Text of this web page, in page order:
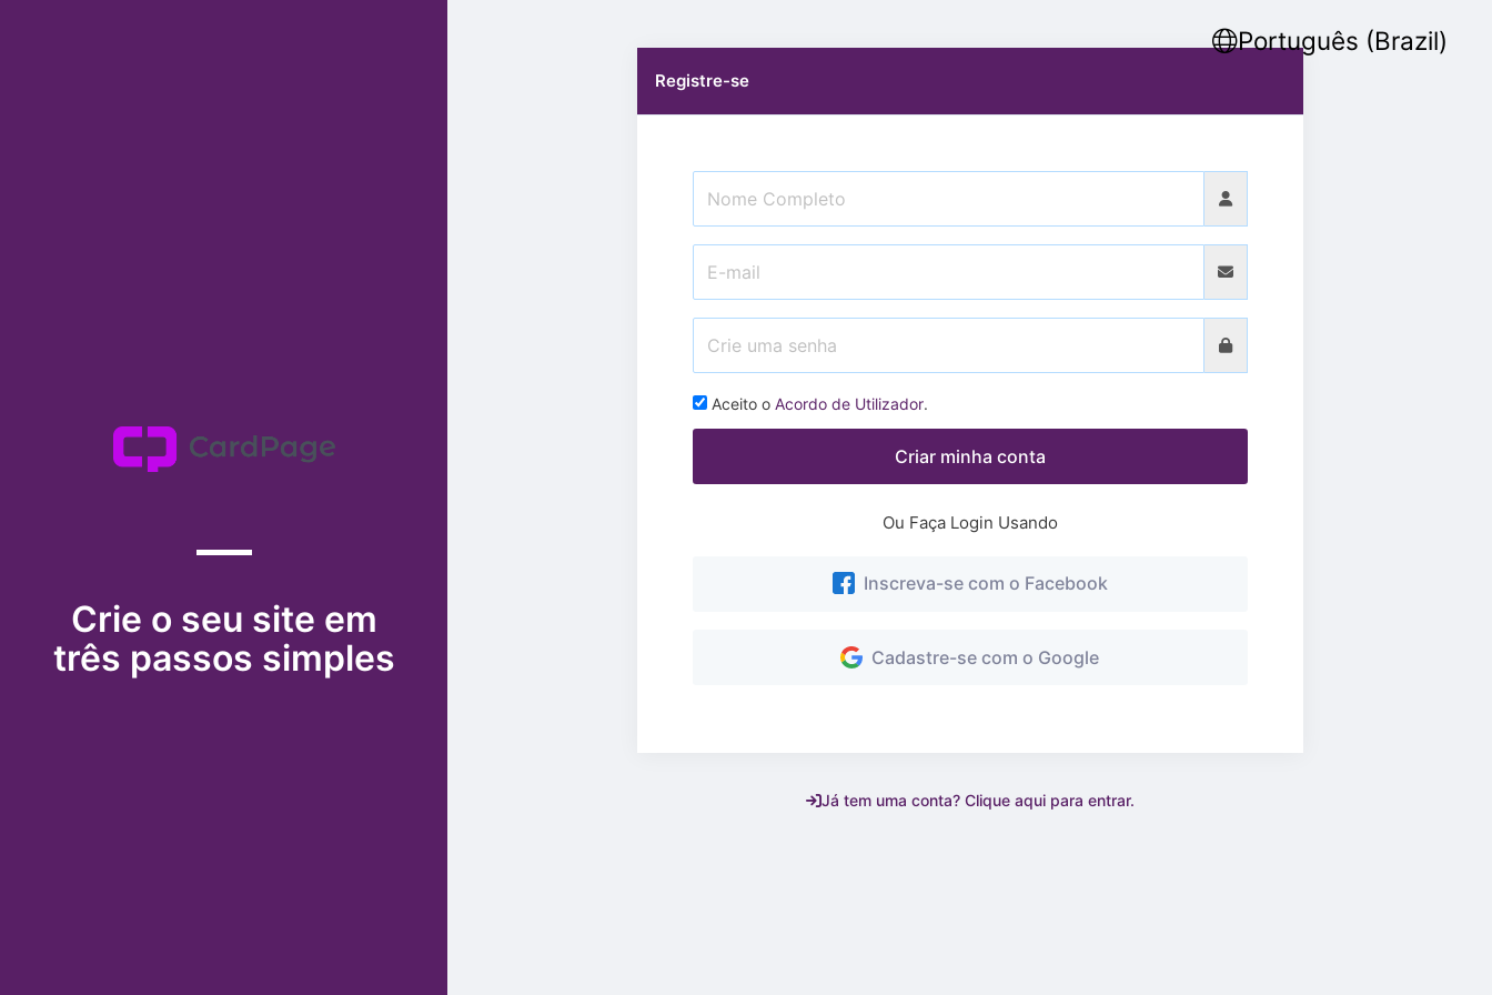
Português (Brazil)
Crie o seu site em
três passos simples
Registre-se
Aceito o Acordo de Utilizador.
Criar minha conta
Ou Faça Login Usando
Inscreva-se com o Facebook
Cadastre-se com o Google
Já tem uma conta? Clique aqui para entrar.